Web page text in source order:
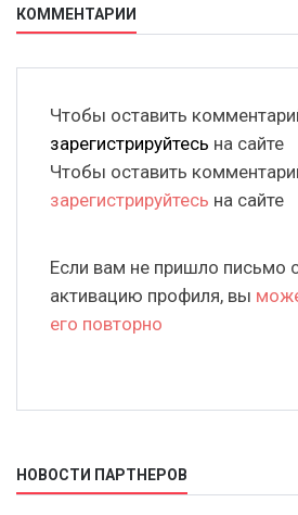
КОММЕНТАРИИ
Чтобы оставить
зарегистрируйтесь на сайте
Чтобы оставить
зарегистрируйтесь на сайте
Если вам не пришло письмо
активацию профиля, вы
его повторно
НОВОСТИ ПАРТНЕРОВ